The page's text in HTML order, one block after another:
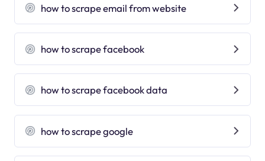
how to scrape email from website
how to scrape facebook
how to scrape facebook data
how to scrape google